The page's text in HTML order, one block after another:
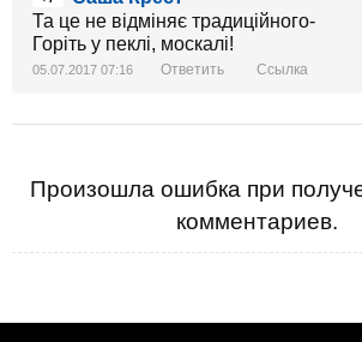
Та це не відміняє традиційного-
Горіть у пеклі, москалі!
05.07.2017 07:16 Ответить Ссылка
Произошла ошибка при
комментариев.